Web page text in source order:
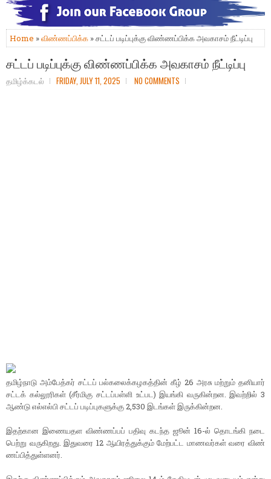
Home »விண்ணப்பிக்க » சட்​டப் படிப்​பு​க்​கு விண்​ணப்​பிக்​க அவகாசம் நீட்​டிப்பு
சட்​டப் படிப்​பு​க்​கு விண்​ணப்​பிக்​க அவகாசம் நீட்​டிப்பு
தமிழ்க்கடல் FRIDAY, JULY 11, 2025 NO COMMENTS
தமிழ்​நாடு அம்​பேத்​கர் சட்​டப் பல்​கலைக்​கழகத்​தின் கீழ் 26 அரசு மற்​றும் தனி​யார்
சட்​டக் கல்​லூரி​கள் (சீர்​மிகு சட்​டப்​பள்ளி உட்​பட) இயங்கி வரு​கின்​றன. இவற்​றில் 3
ஆண்டு எல்​எல்பி சட்​டப் படிப்​பு​களுக்கு 2,530 இடங்​கள் இருக்​கின்றன.
இதற்​கான இணை​யதள விண்​ணப்​பப் பதிவு கடந்த ஜூன் 16-ல் தொடங்கி நடை​
பெற்று வரு​கிறது. இது​வரை 12 ஆயிரத்​துக்​கும் மேற்பட்ட மாணவர்​கள் வரை விண்​
ணப்​பித்​துள்​ளனர்.